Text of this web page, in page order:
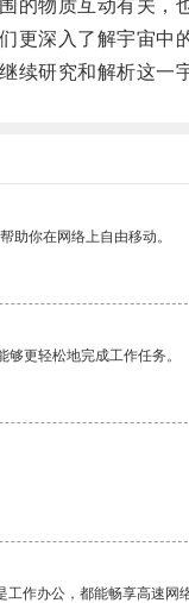
物质互动有关，
深入了解宇宙中的
研究和解析这一宇
助你在网络上自由移动。
更轻松地完成工作任务。
作办公，都能畅享高速网